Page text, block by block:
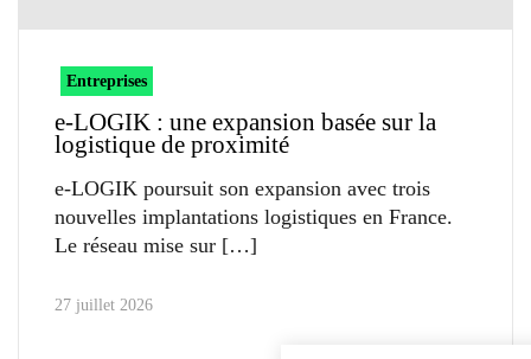
Entreprises
e-LOGIK : une expansion basée sur la
logistique de proximité
e-LOGIK poursuit son expansion avec trois
nouvelles implantations logistiques en France.
Le réseau mise sur
27 juillet 2026